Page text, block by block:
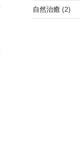
自然治癒 (2)